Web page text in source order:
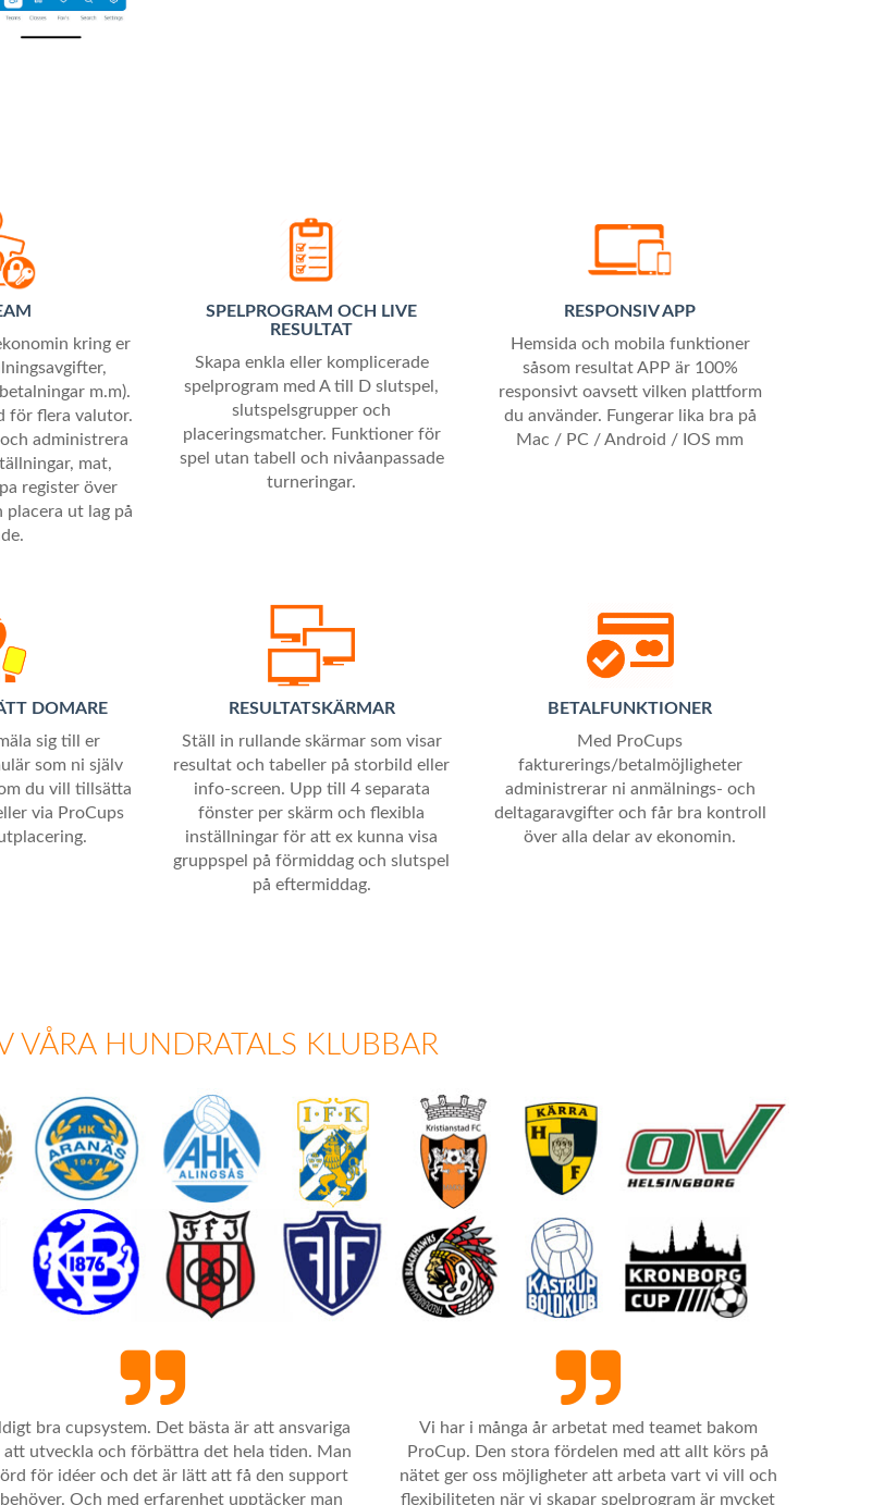
kring er
m.m).
för flera valutor.
administrera
mat,
register över
placera ut lag på
SPELPROGRAM OCH LIVE
RESULTAT
Skapa enkla eller komplicerade
spelprogram med A till D slutspel,
slutspelsgrupper och
placeringsmatcher. Funktioner för
spel utan tabell och nivåanpassade
turneringar.
RESPONSIV APP
Hemsida och mobila funktioner
såsom resultat APP är 100%
responsivt oavsett vilken plattform
du använder. Fungerar lika bra på
Mac / PC / Android / IOS mm
DOMARE
sig till er
som ni själv
du vill tillsätta
via ProCups
RESULTATSKÄRMAR
Ställ in rullande skärmar som visar
resultat och tabeller på storbild eller
info-screen. Upp till 4 separata
fönster per skärm och flexibla
inställningar för att ex kunna visa
gruppspel på förmiddag och slutspel
på eftermiddag.
BETALFUNKTIONER
Med ProCups
fakturerings/betalmöjligheter
administrerar ni anmälnings- och
deltagaravgifter och får bra kontroll
över alla delar av ekonomin.
VÅRA HUNDRATALS KLUBBAR
bra cupsystem. Det bästa är att ansvariga
att utveckla och förbättra det hela tiden. Man
för idéer och det är lätt att få den support
Och med erfarenhet upptäcker man
Vi har i många år arbetat med teamet bakom
ProCup. Den stora fördelen med att allt körs på
nätet ger oss möjligheter att arbeta vart vi vill och
flexibiliteten när vi skapar spelprogram är mycket